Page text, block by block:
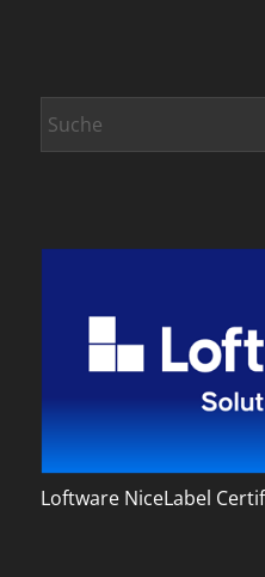
Loftware NiceLabel